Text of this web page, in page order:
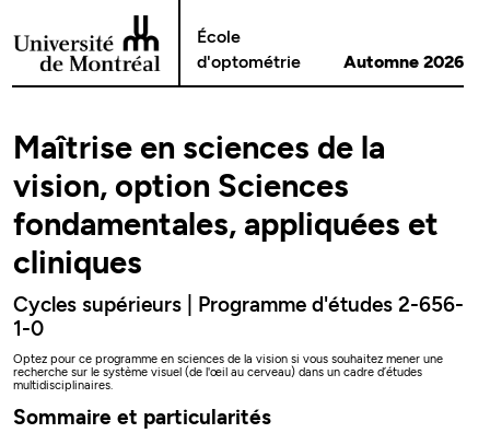
Passer au contenu
École
d'optométrie
Automne 2026
Maîtrise en sciences de la
vision, option Sciences
fondamentales, appliquées et
cliniques
Cycles supérieurs | Programme d'études 2-656-
1-0
Optez pour ce programme en sciences de la vision si vous souhaitez mener une
recherche sur le système visuel (de l'œil au cerveau) dans un cadre d’études
multidisciplinaires.
Sommaire et particularités